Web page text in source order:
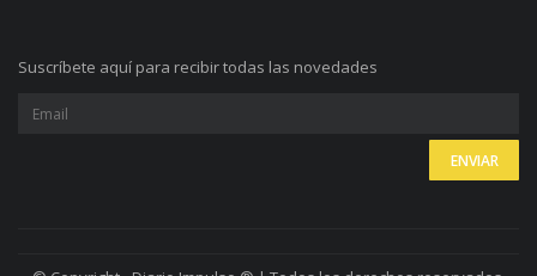
Suscríbete aquí para recibir todas las novedades